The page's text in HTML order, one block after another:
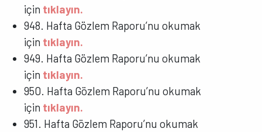
için tıklayın.
948. Hafta Gözlem Raporu’nu okumak
için tıklayın.
949. Hafta Gözlem Raporu’nu okumak
için tıklayın.
950. Hafta Gözlem Raporu’nu okumak
için tıklayın.
951. Hafta Gözlem Raporu’nu okumak